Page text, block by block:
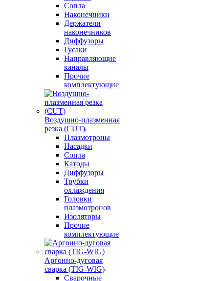
Сопла
Наконечники
Держатели
наконечников
Диффузоры
Гусаки
Направляющие
каналы
Прочие
комплектующие
Воздушно-плазменная
резка (CUT)
Плазмотроны
Насадки
Сопла
Катоды
Диффузоры
Трубки
охлаждения
Головки
плазмотронов
Изоляторы
Прочие
комплектующие
Аргонно-дуговая
сварка (TIG-WIG)
Сварочные